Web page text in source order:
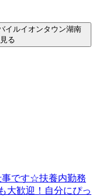
イルイオンタウン湖南
る
事です☆扶養内勤務
大歓迎！自分にぴっ